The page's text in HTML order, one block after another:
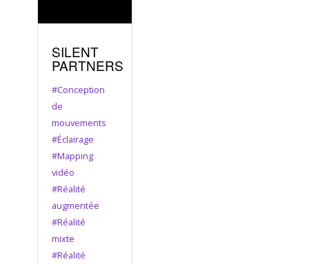
SILENT
PARTNERS
#Conception
de
mouvements
#Éclairage
#Mapping
vidéo
#Réalité
augmentée
#Réalité
mixte
#Réalité